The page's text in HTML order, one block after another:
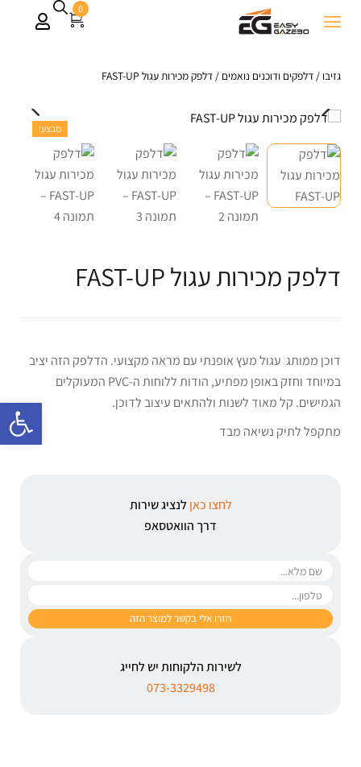
0
גזיבו / דלפקים ודוכנים נואמים / דלפק מכירות עגול FAST-UP
מבצע!
דלפק מכירות עגול FAST-UP
דוכן ממותג עגול מעץ אופנתי עם מראה מקצועי. הדלפק הזה יציב
במיוחד וחזק באופן מפתיע, הודות ללוחות ה-PVC המעוקלים
הגמישים. קל מאוד לשנות ולהתאים עיצוב לדוכן.
מתקפל לתיק נשיאה מבד
לחצו כאן לנציג שירות
דרך הוואטסאפ
לשירות הלקוחות יש לחייג
073-3329498